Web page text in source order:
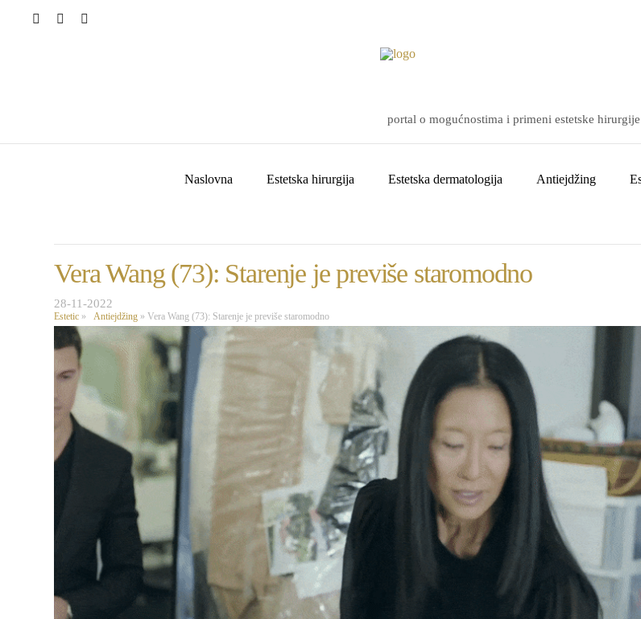
portal o mogućnostima i primeni estetske
Naslovna Estetska hirurgija Estetska dermatologija Antiejdžing
Vera Wang (73): Starenje je previše staromodno
28-11-2022
Estetic » Antiejdžing »Vera Wang (73): Starenje je previše staromodno